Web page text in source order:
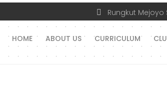
Rungkut Mejoyo
HOME ABOUT US CURRICULUM